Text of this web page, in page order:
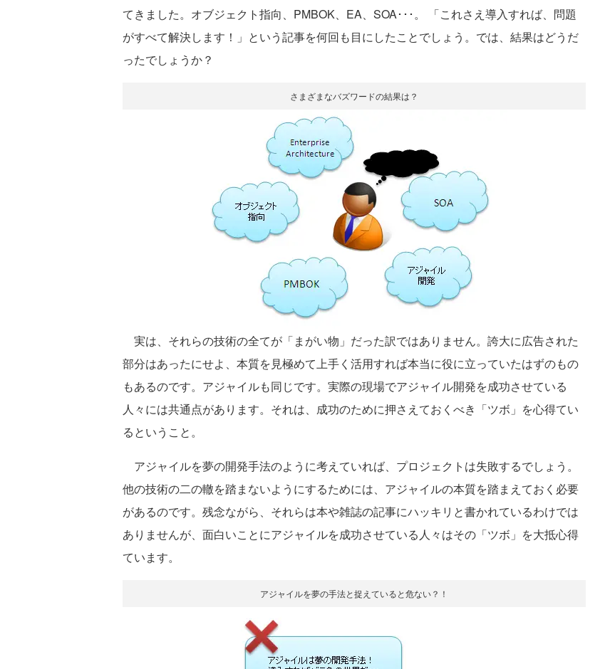
てきました。オブジェクト指向、PMBOK、EA、SOA･･･。 「これさえ導入すれば、問題
がすべて解決します！」という記事を何回も目にしたことでしょう。では、結果はどうだ
ったでしょうか？
さまざまなバズワードの結果は？
実は、それらの技術の全てが「まがい物」だった訳ではありません。誇大に広告された
部分はあったにせよ、本質を見極めて上手く活用すれば本当に役に立っていたはずのもの
もあるのです。アジャイルも同じです。実際の現場でアジャイル開発を成功させている
人々には共通点があります。それは、成功のために押さえておくべき「ツボ」を心得てい
るということ。
アジャイルを夢の開発手法のように考えていれば、プロジェクトは失敗するでしょう。
他の技術の二の轍を踏まないようにするためには、アジャイルの本質を踏まえておく必要
があるのです。残念ながら、それらは本や雑誌の記事にハッキリと書かれているわけでは
ありませんが、面白いことにアジャイルを成功させている人々はその「ツボ」を大抵心得
ています。
アジャイルを夢の手法と捉えていると危ない？！